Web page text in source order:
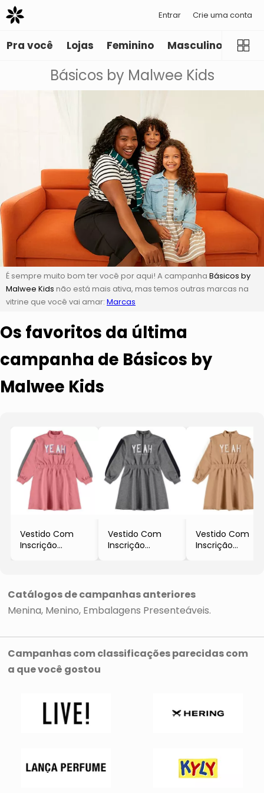
Entrar Crie uma conta
Pra você Lojas Feminino Masculino
Básicos by Malwee Kids
É sempre muito bom ter você por aqui! A campanha Básicos by
Malwee Kids não está mais ativa, mas temos outras marcas na
vitrine que você vai amar: Marcas
Os favoritos da última
campanha de Básicos by
Malwee Kids
Vestido Com
Inscrição
Vestido Com
Inscrição
Vestido Com
Inscrição
Catálogos de campanhas anteriores
Menina Menino Embalagens Presenteáveis
Campanhas com classificações parecidas com
a que você gostou